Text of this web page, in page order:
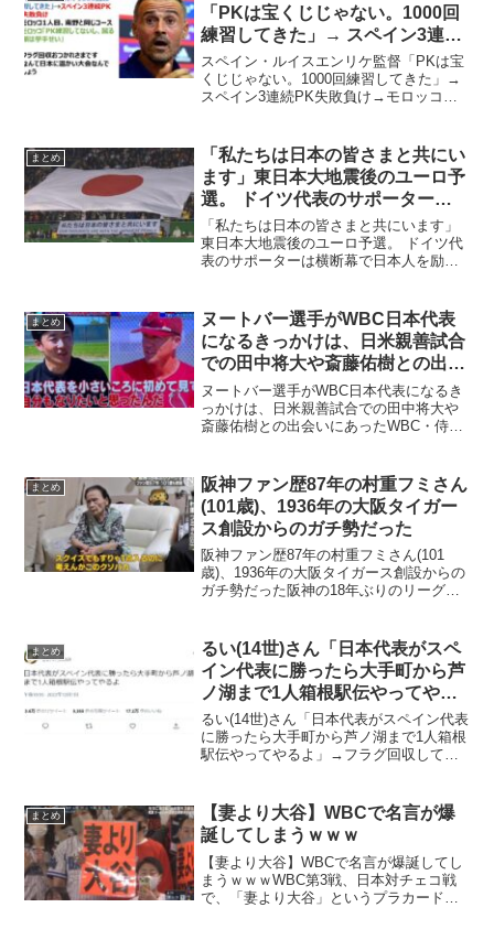
「PKは宝くじじゃない。1000回
練習してきた」→ スペイン3連続
PK失敗負け→モロッコ「PK練習
してない、蹴る順は挙手制」
スペイン・ルイスエンリケ監督「PKは宝
くじじゃない。1000回練習してきた」→
スペイン3連続PK失敗負け→モロッコ
の練習してる時間も余裕もないと思うの
で、スペイン...
まとめ
「私たちは日本の皆さまと共にい
ます」東日本大地震後のユーロ予
選。 ドイツ代表のサポーターは
横断幕で日本人を励ますメッセー
ジをくれていた
「私たちは日本の皆さまと共にいます」
東日本大地震後のユーロ予選。 ドイツ代
表のサポーターは横断幕で日本人を励ま
ターは「私たちは日本の皆さまと共にい
ます」と横断幕で日本人...
まとめ
ヌートバー選手がWBC日本代表
になるきっかけは、日米親善試合
での田中将大や斎藤佑樹との出会
いにあった
ヌートバー選手がWBC日本代表になるき
っかけは、日米親善試合での田中将大や
斎藤佑樹との出会いにあったWBC・侍ジ
合でのアメリカに来ていた田中将大や斎
藤佑樹さん達との出会...
まとめ
阪神ファン歴87年の村重フミさん
(101歳)、1936年の大阪タイガー
ス創設からのガチ勢だった
阪神ファン歴87年の村重フミさん(101
歳)、1936年の大阪タイガース創設からの
ガチ勢だった阪神の18年ぶりのリーグ優
大阪タイガース創設からのガチ勢だっ
た...
まとめ
るい(14世)さん「日本代表がスペ
イン代表に勝ったら大手町から芦
ノ湖まで1人箱根駅伝やってやる
よ」→フラグ回収してしまうｗｗ
ｗ
るい(14世)さん「日本代表がスペイン代表
に勝ったら大手町から芦ノ湖まで1人箱根
駅伝やってやるよ」→フラグ回収してし
伝やってやるよ」とツイートしたら、ス
ペインが勝って...
まとめ
【妻より大谷】WBCで名言が爆
誕してしまうｗｗｗ
【妻より大谷】WBCで名言が爆誕してし
まうｗｗｗWBC第3戦、日本対チェコ戦
で、「妻より大谷」というプラカードを